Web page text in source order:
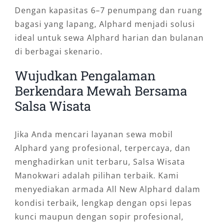
Dengan kapasitas 6–7 penumpang dan ruang
bagasi yang lapang, Alphard menjadi solusi
ideal untuk sewa Alphard harian dan bulanan
di berbagai skenario.
Wujudkan Pengalaman
Berkendara Mewah Bersama
Salsa Wisata
Jika Anda mencari layanan sewa mobil
Alphard yang profesional, terpercaya, dan
menghadirkan unit terbaru, Salsa Wisata
Manokwari adalah pilihan terbaik. Kami
menyediakan armada All New Alphard dalam
kondisi terbaik, lengkap dengan opsi lepas
kunci maupun dengan sopir profesional,